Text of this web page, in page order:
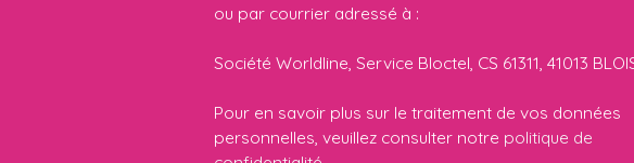
ou par courrier adressé à :
Société Worldline, Service Bloctel, CS 61311, 41013
Pour en savoir plus sur le traitement de vos données
personnelles, veuillez consulter notre politique de